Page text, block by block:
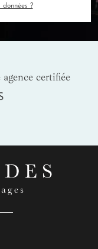
?
agence certifiée